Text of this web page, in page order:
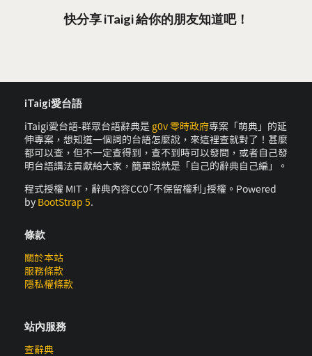
快分享 iTaigi 給你的朋友知道吧！
iTaigi愛台語
iTaigi愛台語-群眾台語辭典是 g0v 零時政府專案「萌典」的延
伸專案，想知道一個詞的台語怎麼說，來這裡查就對了！甚麼
都可以查，但不一定查得到，查不到時可以發問，或者自己發
明台語講法貢獻給大家，簡單說就是「自己的辭典自己編」。
程式授權 MIT，辭典內容CC0｢不保留權利｣授權。Powered
by BootStrap 5.
條款
關於本站
服務條款
隱私權條款
站內服務
查辭典